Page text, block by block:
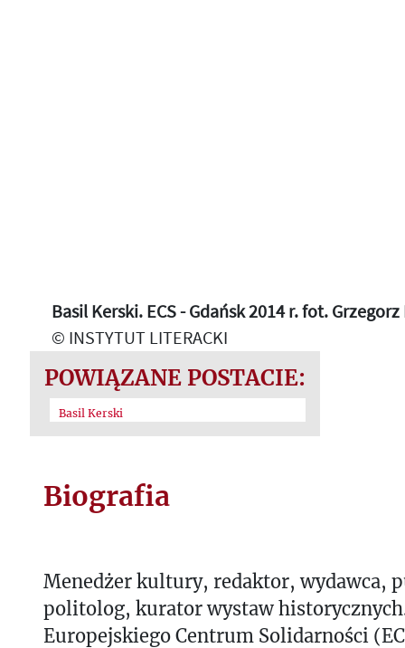
Basil Kerski. ECS - Gdańsk 2014 r. fot.
© INSTYTUT LITERACKI
POWIĄZANE POSTACIE:
Basil Kerski
Biografia
Menedżer kultury, redaktor, wydawca,
politolog, kurator wystaw
Europejskiego Centrum Solidarności